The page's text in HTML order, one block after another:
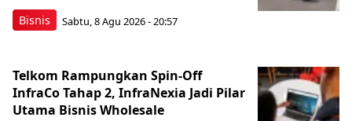
Bisnis Sabtu, 8 Agu 2026 - 20:57
Telkom Rampungkan Spin-Off
InfraCo Tahap 2, InfraNexia Jadi Pilar
Utama Bisnis Wholesale